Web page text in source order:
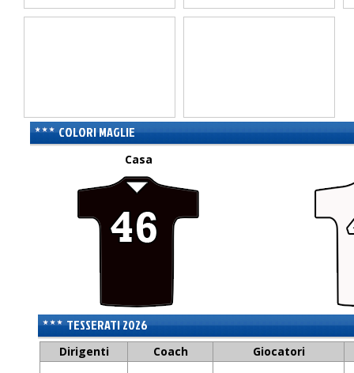
COLORI MAGLIE
Casa
TESSERATI 2026
Dirigenti Coach Giocatori